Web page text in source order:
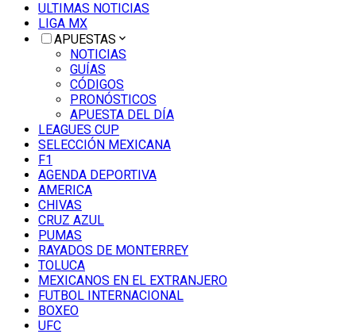
ULTIMAS NOTICIAS
LIGA MX
APUESTAS
NOTICIAS
GUÍAS
CÓDIGOS
PRONÓSTICOS
APUESTA DEL DÍA
LEAGUES CUP
SELECCIÓN MEXICANA
F1
AGENDA DEPORTIVA
AMERICA
CHIVAS
CRUZ AZUL
PUMAS
RAYADOS DE MONTERREY
TOLUCA
MEXICANOS EN EL EXTRANJERO
FUTBOL INTERNACIONAL
BOXEO
UFC